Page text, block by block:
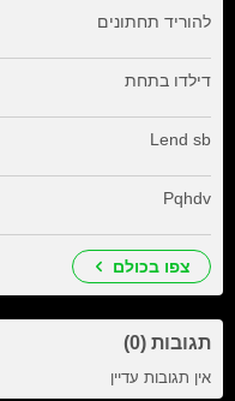
להוריד תחתונים
דילדו בתחת
Lend sb
Pqhdv
צפו בכולם
תגובות (0)
אין תגובות עדיין